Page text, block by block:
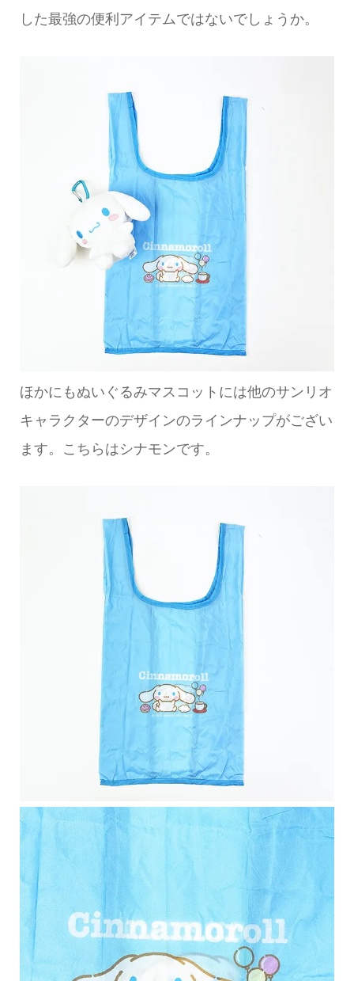
した最強の便利アイテムではないでしょうか。
ほかにもぬいぐるみマスコットには他のサンリオ
キャラクターのデザインのラインナップがござい
ます。こちらはシナモンです。